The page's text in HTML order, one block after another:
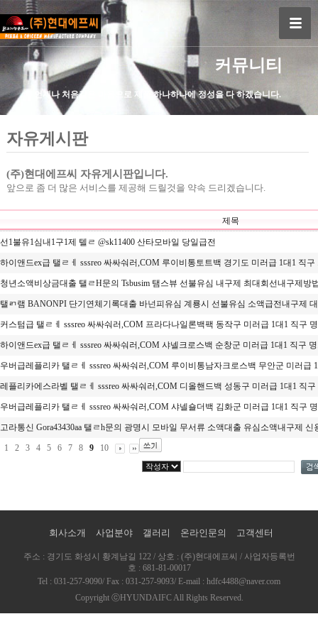
커뮤니티
언제나 처음같은 마음으로 제품 하나하나에 정성을 다 하겠습니다.
자유게시판
(주)현대에프씨 자유게시판입니다.
앞으로 좀 더 많은 서비스를 제공해 드릴것을 약속 드리겠습니다.
제목
선1불유1심내1구1제 텔ㄹ @sk11400 산타모바일 당일급전
하이앤드ex급 탤ㄹㅔ sssreo 싸싸숴러,COM 루이비통토트백 경기도 미러급 1대1 직구
청년소액비상금대출 탤ㄹH문의 Tsbusim 탬스뷰 선불유심 내구제 최대회선내구제방
탤ㄺ램 BANONPI 단기연체기록대출 바넌피유심 계룡시 선불유심 소액급전내구제
커스텀급 탤ㄹㅔ sssreo 싸싸숴러,COM 프라다나일론백팩 동작구 미러급 1대1 직구
하이앤드ex급 탤ㄹㅔ sssreo 싸싸숴러,COM 샤넬크로스백 순창군 미러급 1대1 직구
우버급레플리카 탤ㄹㅔ sssreo 싸싸숴러,COM 루이비통남자크로스백 무안군 미러급
레플리카에스라벨 탤ㄹㅔ sssreo 싸싸숴러,COM 디올핸드백 성동구 미러급 1대1 직구
우버급레플리카 탤ㄹㅔ sssreo 싸싸숴러,COM 샤넬숄더백 김화군 미러급 1대1 직구
고라통신 Gora43430aa 탤ㄹh문의 광명시 모바일 무서류 소액대출 유심소액내구제 신
1 2 3 4 5 6 7 8 9 10
회사소개 사업분야 갤러리 온라인문의 고객센터
주소 : 경기도 화성시 황계남길 122 / 상호 : (주)현대에프씨 / 사업자등록번
호 : 681-81-00017
Tel : 031-257-9090/ Fax : 031-257-9093/ E-mail : hdfc4488@naver.com
Copyright ⓒHYUNDAIFC All Rights Reserved.